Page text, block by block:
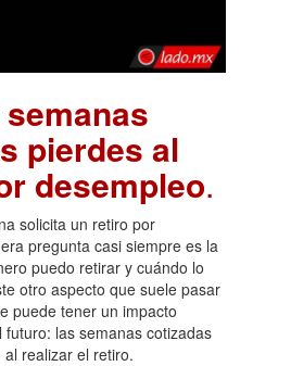
pierdes al
desempleo.
solicita un retiro por
pregunta casi siempre es la
puedo retirar y cuándo lo
otro aspecto que suele pasar
puede tener un impacto
futuro: las semanas cotizadas
realizar el retiro.